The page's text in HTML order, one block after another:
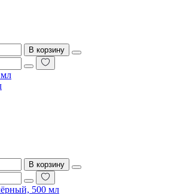
В корзину
В корзину